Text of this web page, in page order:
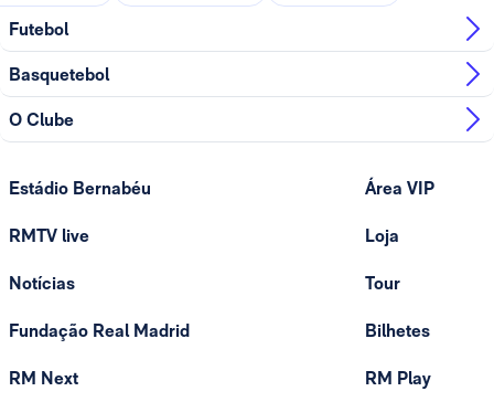
Futebol
Basquetebol
O Clube
Estádio Bernabéu
RMTV live
Notícias
Fundação Real Madrid
RM Next
Área VIP
Loja
Tour
Bilhetes
RM Play